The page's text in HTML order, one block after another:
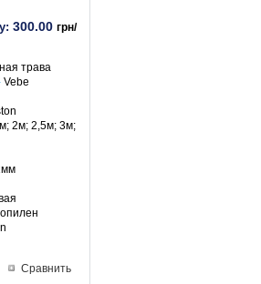
300.00 грн/
трава
Vebe
2м; 2,5м; 3м;
Сравнить